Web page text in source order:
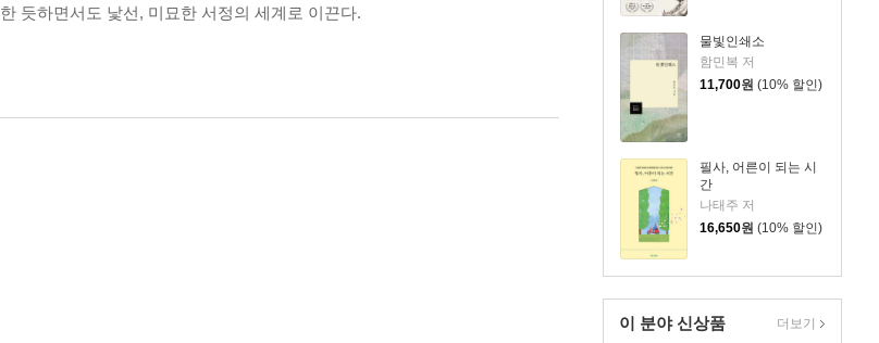
물빛인쇄소
함민복 저
11,700원 (10% 할인)
필사, 어른이 되는 시
간
나태주 저
16,650원 (10% 할인)
이 분야 신상품 더보기
듯하면서도 낯선, 미묘한 서정의 세계로 이끈다.